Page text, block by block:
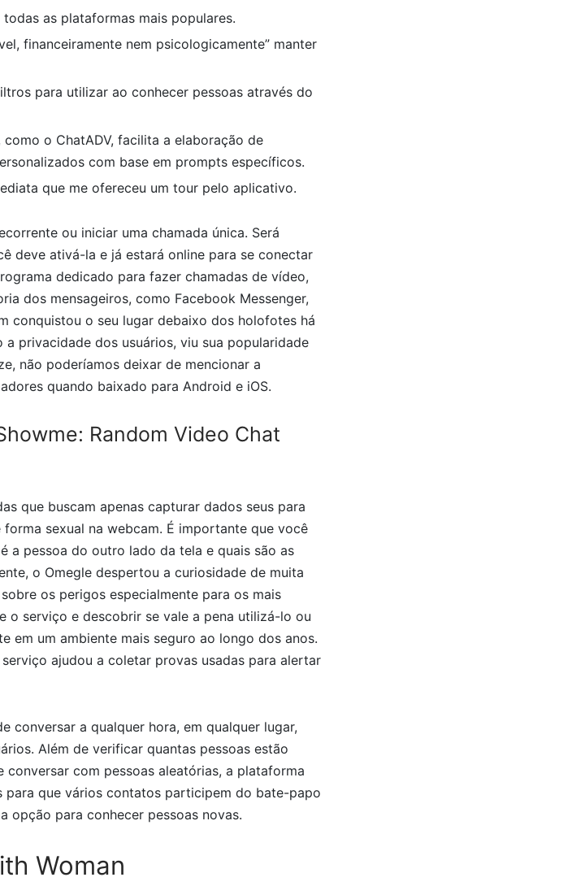
as plataformas mais populares.
financeiramente nem psicologicamente” manter
para utilizar ao conhecer pessoas através do
o ChatADV, facilita a elaboração de
com base em prompts específicos.
que me ofereceu um tour pelo aplicativo.
ou iniciar uma chamada única. Será
deve ativá-la e já estará online para se conectar
dedicado para fazer chamadas de vídeo,
dos mensageiros, como Facebook Messenger,
conquistou o seu lugar debaixo dos holofotes há
privacidade dos usuários, viu sua popularidade
não poderíamos deixar de mencionar a
quando baixado para Android e iOS.
Random Video Chat
que buscam apenas capturar dados seus para
sexual na webcam. É importante que você
a pessoa do outro lado da tela e quais são as
o Omegle despertou a curiosidade de muita
os perigos especialmente para os mais
o serviço e descobrir se vale a pena utilizá-lo ou
em um ambiente mais seguro ao longo dos anos.
ajudou a coletar provas usadas para alertar
conversar a qualquer hora, em qualquer lugar,
Além de verificar quantas pessoas estão
com pessoas aleatórias, a plataforma
para que vários contatos participem do bate-papo
opção para conhecer pessoas novas.
Woman